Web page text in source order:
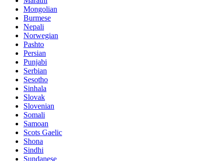
Mongolian
Burmese
Nepali
Norwegian
Pashto
Persian
Punjabi
Serbian
Sesotho
Sinhala
Slovak
Slovenian
Somali
Samoan
Scots Gaelic
Shona
Sindhi
Sundanese